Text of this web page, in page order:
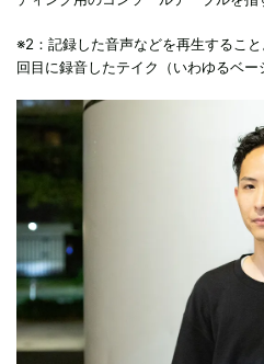
※2：記録した音声などを再生するこ
回目に録音したテイク（いわゆるベ